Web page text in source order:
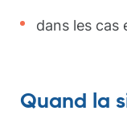
dans les cas
Quand la